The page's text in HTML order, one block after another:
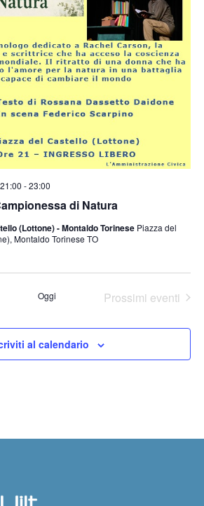
di Natura
-23:00
(Lottone) - Montaldo Torinese Piazza del
Montaldo Torinese TO
Oggi Prossimi eventi
al calendario